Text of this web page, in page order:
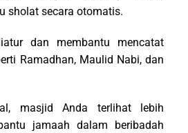
sholat secara otomatis.
dan membantu mencatat
Ramadhan, Maulid Nabi, dan
masjid Anda terlihat lebih
jamaah dalam beribadah